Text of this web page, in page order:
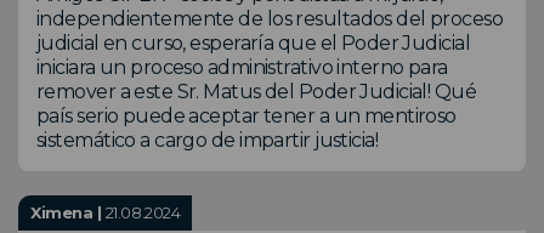
independientemente de los resultados del proceso
judicial en curso, esperaría que el Poder Judicial
iniciara un proceso administrativo interno para
remover a este Sr. Matus del Poder Judicial! Qué
país serio puede aceptar tener a un mentiroso
sistemático a cargo de impartir justicia!
Ximena | 21.08.2024